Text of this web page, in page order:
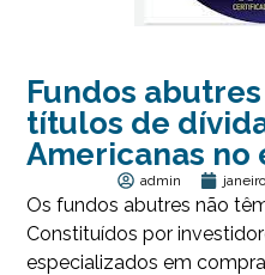
Fundos
títulos de
Americanas no
admin
Os fundos abutres não
Constituídos por
especializados em